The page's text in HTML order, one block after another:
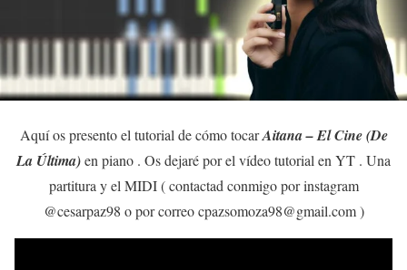
Aquí os presento el tutorial de cómo tocarAitana – El Cine (De
La Última)en piano . Os dejaré por el vídeo tutorial en YT . Una
partitura y el MIDI ( contactad conmigo por instagram
@cesarpaz98 o por correo cpazsomoza98@gmail.com )